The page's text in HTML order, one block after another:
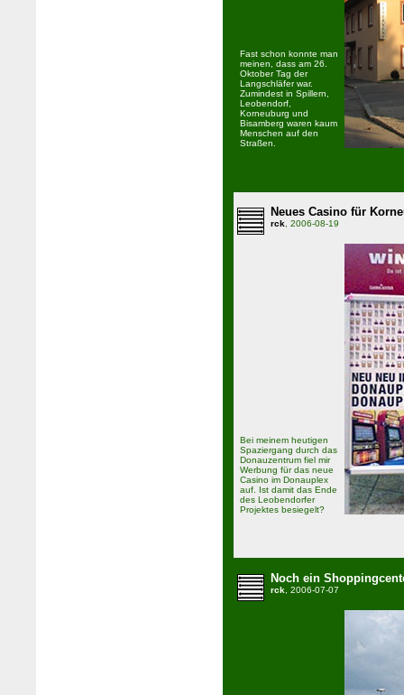
Fast schon konnte man
meinen, dass am 26.
Oktober Tag der
Langschläfer war.
Zumindest in Spillern,
Leobendorf,
Korneuburg und
Bisamberg waren kaum
Menschen auf den
Straßen.
Neues Casino für
rck, 2006-08-19
Bei meinem heutigen
Spaziergang durch das
Donauzentrum fiel mir
Werbung für das neue
Casino im Donauplex
auf. Ist damit das Ende
des Leobendorfer
Projektes besiegelt?
Noch ein
rck, 2006-07-07